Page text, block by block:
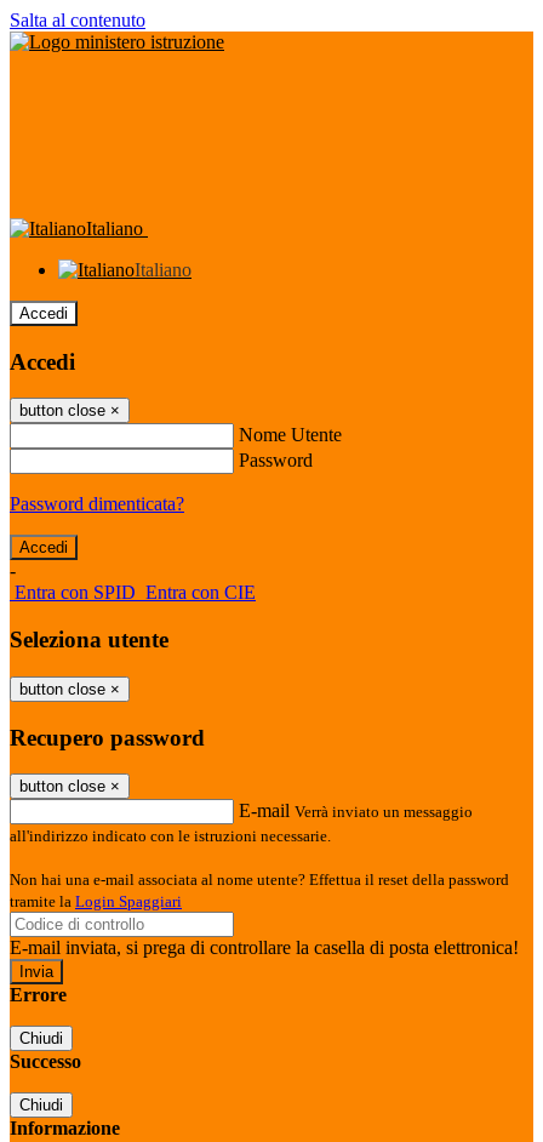
Salta al contenuto
Italiano
Italiano
Accedi
Accedi
button close ×
Nome Utente
Password
Password dimenticata?
-
Entra con SPID Entra con CIE
Seleziona utente
button close ×
Recupero password
button close ×
E-mail Verrà inviato un messaggio
all'indirizzo indicato con le istruzioni necessarie.
Non hai una e-mail associata al nome utente? Effettua il reset della password
tramite la Login Spaggiari
E-mail inviata, si prega di controllare la casella di posta elettronica!
Errore
Chiudi
Successo
Chiudi
Informazione